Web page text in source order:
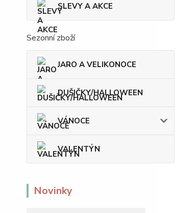
SLEVY A AKCE
Sezonní zboží
JARO A VELIKONOCE
DUŠIČKY/HALLOWEEN
VÁNOCE
VALENTÝN
Novinky